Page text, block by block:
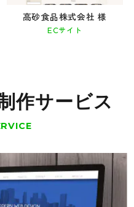
高砂食品株式会社 様
ECサイト
作サービス